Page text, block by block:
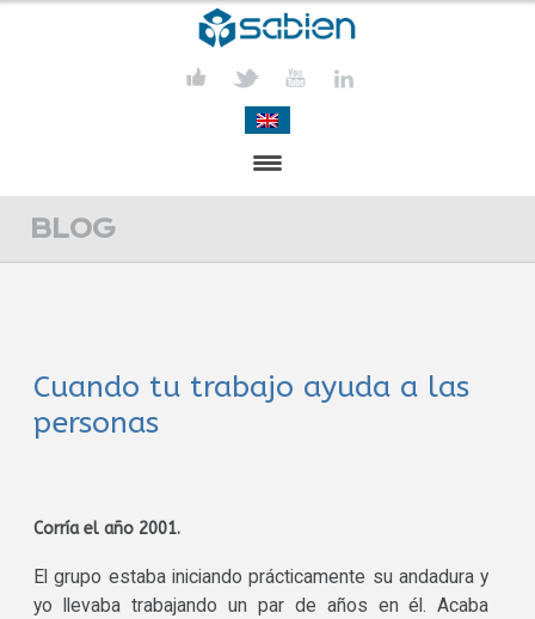
PRESENTACIÓN
ACTIVIDADES
COMUNICACIÓN
BLOG
Cuando tu trabajo ayuda a las
personas
Corría el año 2001.
El grupo estaba iniciando prácticamente su andadura y
yo llevaba trabajando un par de años en él. Acaba